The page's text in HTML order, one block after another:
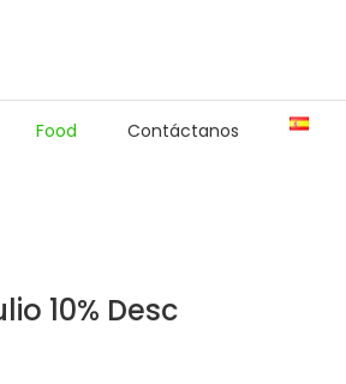
Food Contáctanos
10% Desc